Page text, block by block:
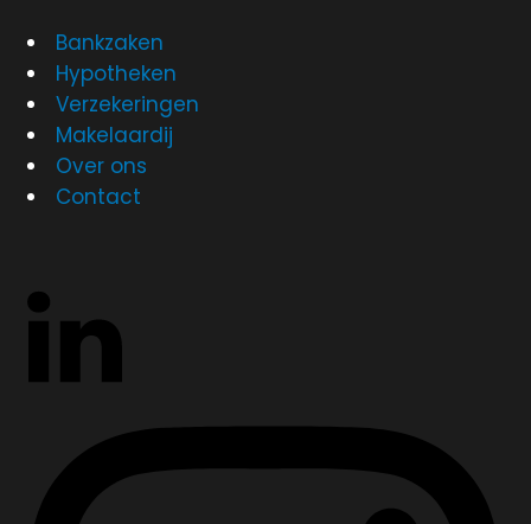
Bankzaken
Hypotheken
Verzekeringen
Makelaardij
Over ons
Contact